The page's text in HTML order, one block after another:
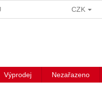
CZK
Výprodej Nezařazeno